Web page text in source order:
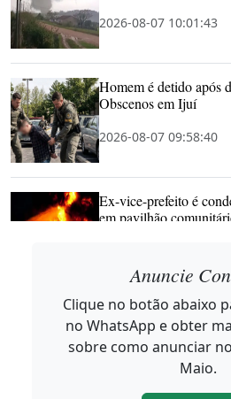
2026-08-07 10:01:43
Homem é detido após
Obscenos em Ijuí
2026-08-07 09:58:40
Ex-vice-prefeito é
em pavilhão
Náthali Kuster
Odontologia
2026-08-07 09:46:19
Anuncie
Clique no botão abaixo
no WhatsApp e obter
sobre como anunciar
Maio.